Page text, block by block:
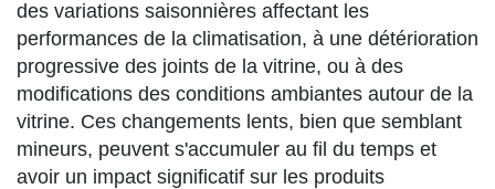
des variations saisonnières affectant les
performances de la climatisation, à une détérioration
progressive des joints de la vitrine, ou à des
modifications des conditions ambiantes autour de la
vitrine. Ces changements lents, bien que semblant
mineurs, peuvent s'accumuler au fil du temps et
avoir un impact significatif sur les produits